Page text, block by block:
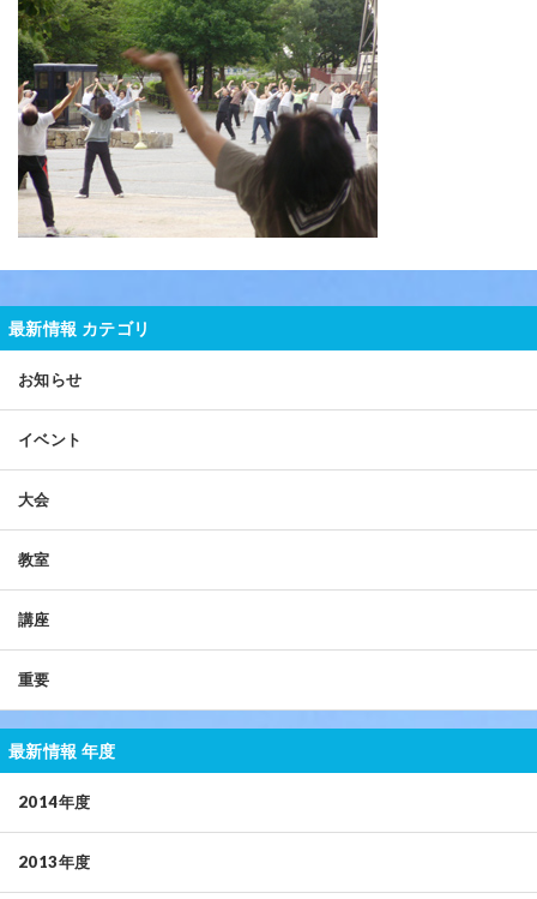
最新情報 カテゴリ
お知らせ
イベント
大会
教室
講座
重要
最新情報 年度
2014年度
2013年度